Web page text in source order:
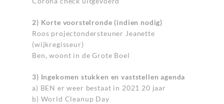
2) Korte voorstelronde (indien nodig)
Roos projectondersteuner Jeanette
(wijkregisseur)
Ben, woont in de Grote Boel
3) Ingekomen stukken en vaststellen agenda
a) BEN er weer bestaat in 2021 20 jaar
b) World Cleanup Day